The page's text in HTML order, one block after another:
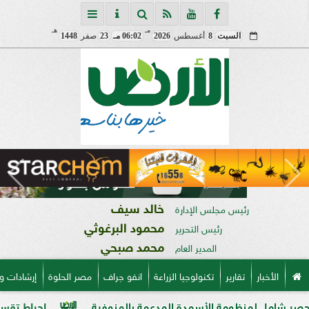
السبت 8 أغسطس 2026
مـ
06:02 مـ 23 صفر 1448
هـ
رئيس مجلس الإدارة خالد سيف
رئيس التحرير محمود البرغوثي
المدير العام محمد صبحي
الأخبار تقارير تكنولوجيا الزراعة انفو جراف مصر الحلوة